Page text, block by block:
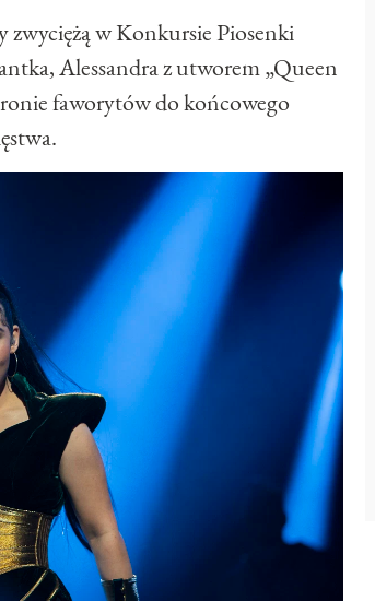
w Konkursie Piosenki
Alessandra z utworem „Queen
faworytów do końcowego